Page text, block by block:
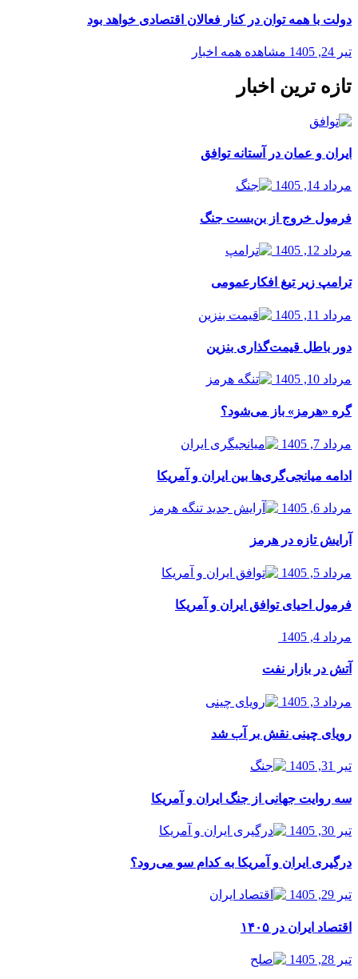
دولت با همه توان در کنار فعالان اقتصادی خواهد بود
تیر 24, 1405 مشاهده همه اخبار
تازه ترین اخبار
ایران و عمان در آستانه توافق
مرداد 14, 1405
فرمول خروج از بن‌بست جنگ
مرداد 12, 1405
ترامپ زیر تیغ افکارعمومی
مرداد 11, 1405
دور باطل قیمت‌گذاری بنزین
مرداد 10, 1405
گره «هرمز» باز می‌شود؟
مرداد 7, 1405
ادامه میانجی‌گری‌ها بین ایران و آمریکا
مرداد 6, 1405
آرایش تازه در هرمز
مرداد 5, 1405
فرمول احیای توافق ایران و آمریکا
مرداد 4, 1405
آتش در بازار نفت
مرداد 3, 1405
رویای چینی نقش بر آب شد
تیر 31, 1405
سه روایت جهانی از جنگ ایران و آمریکا
تیر 30, 1405
درگیری ایران و آمریکا به کدام سو می‌رود؟
تیر 29, 1405
اقتصاد ایران در ۱۴۰۵
تیر 28, 1405